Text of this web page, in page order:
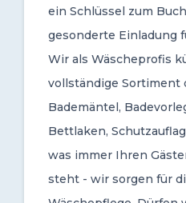
ein Schlüssel zum
gesonderte Einladung
Wir als Wäscheprofis
vollständige Sortiment
Bademäntel,
Bettlaken,
was immer Ihren
steht - wir sorgen für